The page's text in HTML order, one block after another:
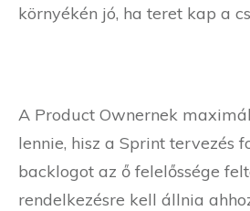
környékén jó, ha teret kap a
A Product Ownernek
lennie, hisz a Sprint tervezés
backlogot az ő felelőssége
rendelkezésre kell állnia